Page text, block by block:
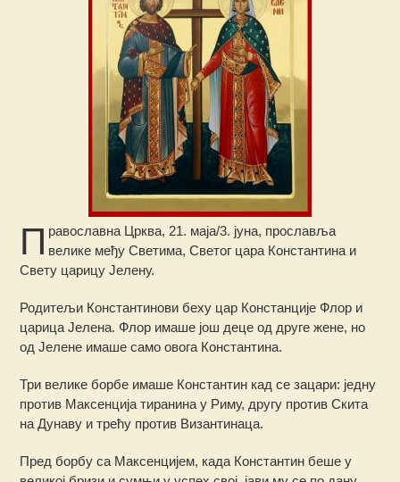
П равославна Црква, 21. маја/3. јуна, прославља
велике међу Светима, Светoг цара Константина и
Свету цaрицу Јелену.
Родитељи Константинови беху цар Констанције Флор и
царица Јелена. Флор имаше још деце од друге жене, но
од Јелене имаше само овога Константина.
Три велике борбе имаше Константин кад се зацари: једну
против Максенција тиранина у Риму, другу против Скита
на Дунаву и трећу против Византинаца.
Пред борбу са Максенцијем, када Константин беше у